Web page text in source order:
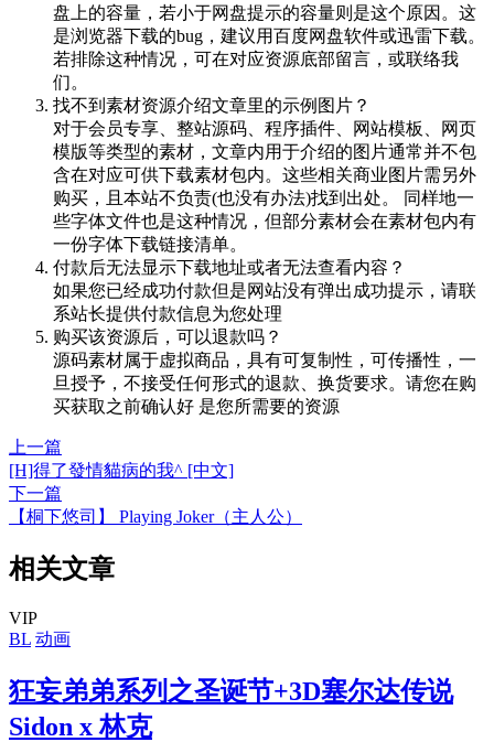
盘上的容量，若小于网盘提示的容量则是这个原因。这
是浏览器下载的bug，建议用百度网盘软件或迅雷下载。
若排除这种情况，可在对应资源底部留言，或联络我
们。
找不到素材资源介绍文章里的示例图片？
对于会员专享、整站源码、程序插件、网站模板、网页
模版等类型的素材，文章内用于介绍的图片通常并不包
含在对应可供下载素材包内。这些相关商业图片需另外
购买，且本站不负责(也没有办法)找到出处。 同样地一
些字体文件也是这种情况，但部分素材会在素材包内有
一份字体下载链接清单。
付款后无法显示下载地址或者无法查看内容？
如果您已经成功付款但是网站没有弹出成功提示，请联
系站长提供付款信息为您处理
购买该资源后，可以退款吗？
源码素材属于虚拟商品，具有可复制性，可传播性，一
旦授予，不接受任何形式的退款、换货要求。请您在购
买获取之前确认好 是您所需要的资源
上一篇
[H]得了發情貓病的我^ [中文]
下一篇
【桐下悠司】 Playing Joker（主人公）
相关文章
VIP
BL 动画
狂妄弟弟系列之圣诞节+3D塞尔达传说
Sidon x 林克